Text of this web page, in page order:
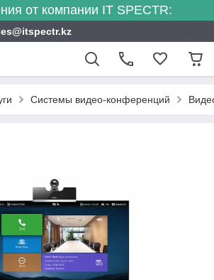
от компании IT SPECTR:
Системы видео-конференций